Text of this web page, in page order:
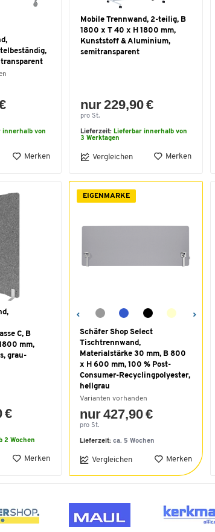
innerhalb von
Merken
Mobile Trennwand, 2-teilig, B
1800 x T 40 x H 1800 mm,
Kunststoff & Aluminium,
semitransparent
nur 229,90 €
pro St.
Lieferzeit: Lieferbar innerhalb von
3 Werktagen
Vergleichen Merken
C, B
mm,
grau-
€
2 Wochen
Merken
EIGENMARKE
Schäfer Shop Select
Tischtrennwand,
Materialstärke 30 mm, B 800
x H 600 mm, 100 % Post-
Consumer-Recyclingpolyester,
hellgrau
Varianten vorhanden
nur 427,90 €
pro St.
Lieferzeit: ca. 5 Wochen
Vergleichen Merken